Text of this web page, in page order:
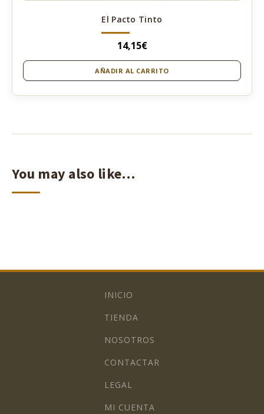
El Pacto Tinto
14,15€
AÑADIR AL CARRITO
You may also like…
INICIO
TIENDA
NOSOTROS
CONTACTAR
LEGAL
MI CUENTA